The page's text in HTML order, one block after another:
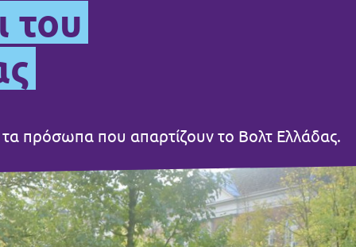
του
πρόσωπα που απαρτίζουν το Βολτ Ελλάδας.